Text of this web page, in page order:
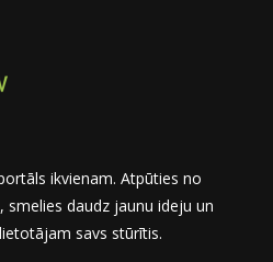
ikvienam. Atpūties no
smelies daudz jaunu ideju un
savs stūrītis.